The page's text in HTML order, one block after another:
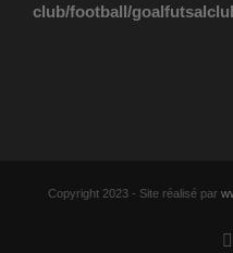
club/football/
Copyright 2023 - Site réalisé par